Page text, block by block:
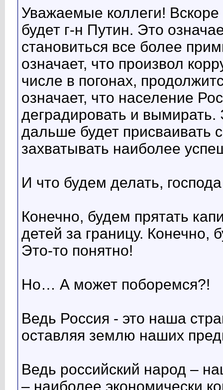
Уважаемые коллеги!
будет г-н Путин. Это
становиться все более
означает, что произвол
числе в погонах,
означает, что население
деградировать и вымирать.
дальше будет присваивать
захватывать наиболее
И что будем делать,
Конечно, будем прятать
детей за границу. Конечно,
Это-то понятно!
Но… А может поборемся?!
Ведь Россия - это наша
оставляя землю наших
Ведь российский народ –
– наиболее экономически